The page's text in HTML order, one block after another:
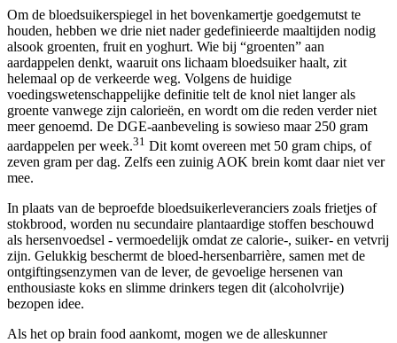
Om de bloedsuikerspiegel in het bovenkamertje goedgemutst te
houden, hebben we drie niet nader gedefinieerde maaltijden nodig
alsook groenten, fruit en yoghurt. Wie bij “groenten” aan
aardappelen denkt, waaruit ons lichaam bloedsuiker haalt, zit
helemaal op de verkeerde weg. Volgens de huidige
voedingswetenschappelijke definitie telt de knol niet langer als
groente vanwege zijn calorieën, en wordt om die reden verder niet
meer genoemd. De DGE-aanbeveling is sowieso maar 250 gram
aardappelen per week.31 Dit komt overeen met 50 gram chips, of
zeven gram per dag. Zelfs een zuinig AOK brein komt daar niet ver
mee.
In plaats van de beproefde bloedsuikerleveranciers zoals frietjes of
stokbrood, worden nu secundaire plantaardige stoffen beschouwd
als hersenvoedsel - vermoedelijk omdat ze calorie-, suiker- en vetvrij
zijn. Gelukkig beschermt de bloed-hersenbarrière, samen met de
ontgiftingsenzymen van de lever, de gevoelige hersenen van
enthousiaste koks en slimme drinkers tegen dit (alcoholvrije)
bezopen idee.
Als het op brain food aankomt, mogen we de alleskunner